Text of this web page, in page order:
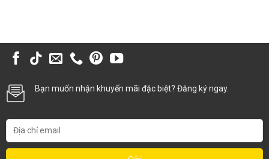
Bạn muốn nhận khuyến mãi đặc biệt? Đăng ký ngay.